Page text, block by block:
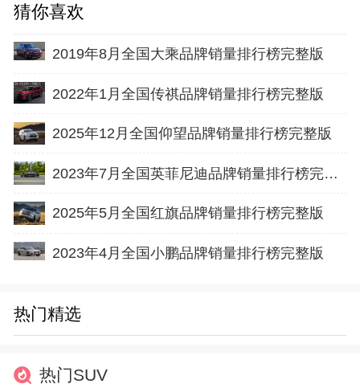
猜你喜欢
2019年8月全国大乘品牌销量排行榜完整版
2022年1月全国传祺品牌销量排行榜完整版
2025年12月全国仰望品牌销量排行榜完整版
2023年7月全国英菲尼迪品牌销量排行榜完整版
2025年5月全国红旗品牌销量排行榜完整版
2023年4月全国小鹏品牌销量排行榜完整版
热门精选
热门SUV